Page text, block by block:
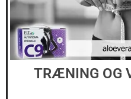
TRÆNING OG